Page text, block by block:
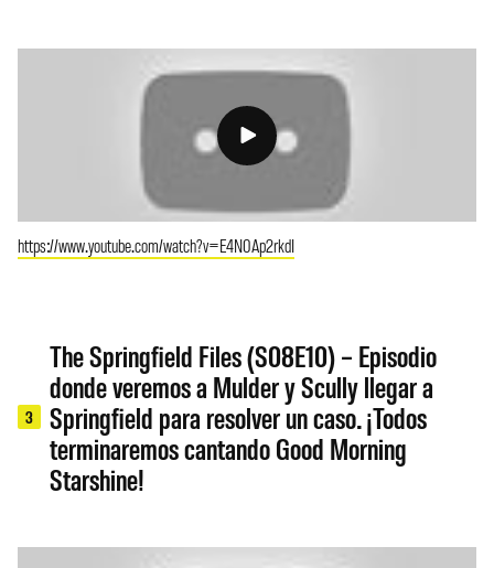
https://www.youtube.com/watch?v=E4N0Ap2rkdI
3
The Springfield Files (S08E10) – Episodio
donde veremos a Mulder y Scully llegar a
Springfield para resolver un caso. ¡Todos
terminaremos cantando Good Morning
Starshine!